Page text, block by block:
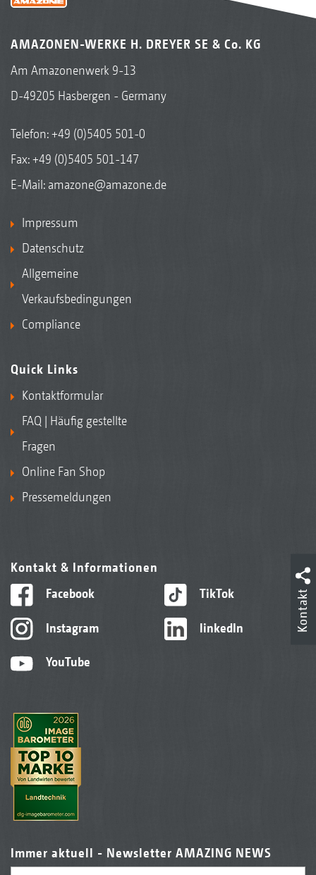
AMAZONEN-WERKE H. DREYER SE & Co. KG
Am Amazonenwerk 9-13
D-49205 Hasbergen - Germany
Telefon:+49 (0)5405 501-0
Fax: +49 (0)5405 501-147
E-Mail: amazone@amazone.de
Impressum
Datenschutz
Allgemeine
Verkaufsbedingungen
Compliance
Quick Links
Kontaktformular
FAQ | Häufig gestellte
Fragen
Online Fan Shop
Pressemeldungen
Kontakt & Informationen
Facebook
Instagram
YouTube
TikTok
linkedIn
Immer aktuell - Newsletter AMAZING NEWS
Kontakt